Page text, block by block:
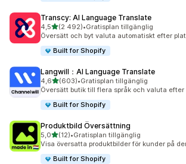
Transcy: AI Language Translate
4,5av 5 stjärnor
(2 492)
2492 recensioner totalt
•Gratisplan tillgänglig
Översätt och byt valuta automatiskt efter
Built for Shopify
Langwill：AI Language Translate
4,6av 5 stjärnor
(603)
603 recensioner totalt
•Gratisplan tillgänglig
Översätt butik till flera språk och valuta efter
Built for Shopify
Produktbild Översättning
5,0av 5 stjärnor
(12)
12 recensioner totalt
•Gratisplan tillgänglig
Visa översatta produktbilder för kunder på
Built for Shopify